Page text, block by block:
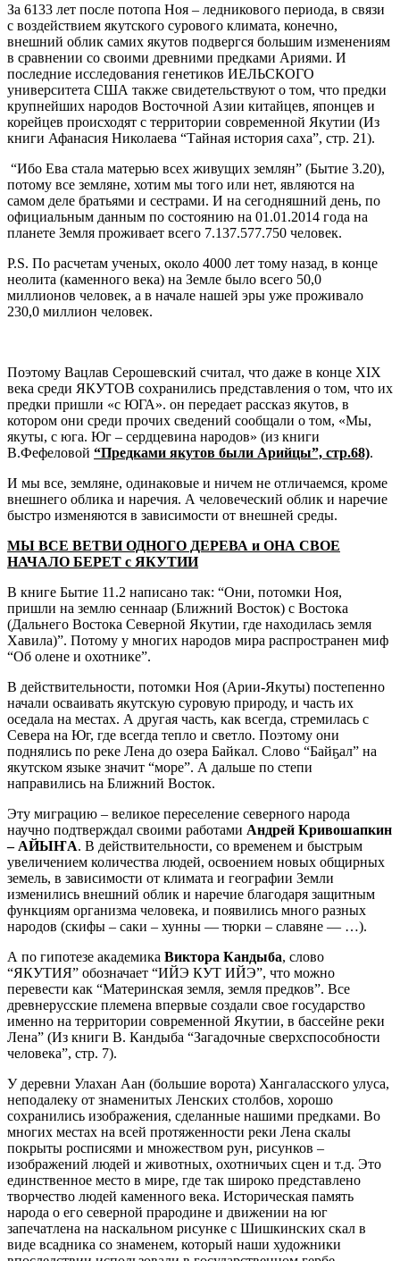
За 6133 лет после потопа Ноя – ледникового периода, в связи
с воздействием якутского сурового климата, конечно,
внешний облик самих якутов подвергся большим изменениям
в сравнении со своими древними предками Ариями. И
последние исследования генетиков ИЕЛЬСКОГО
университета США также свидетельствуют о том, что предки
крупнейших народов Восточной Азии китайцев, японцев и
корейцев происходят с территории современной Якутии (Из
книги Афанасия Николаева “Тайная история саха”, стр. 21).
“Ибо Ева стала матерью всех живущих землян” (Бытие 3.20),
потому все земляне, хотим мы того или нет, являются на
самом деле братьями и сестрами. И на сегодняшний день, по
официальным данным по состоянию на 01.01.2014 года на
планете Земля проживает всего 7.137.577.750 человек.
P.S. По расчетам ученых, около 4000 лет тому назад, в конце
неолита (каменного века) на Земле было всего 50,0
миллионов человек, а в начале нашей эры уже проживало
230,0 миллион человек.
Поэтому Вацлав Cерошевский считал, что даже в конце XIX
века среди ЯКУТОВ сохранились представления о том, что их
предки пришли «с ЮГА». он передает рассказ якутов, в
котором они среди прочих сведений сообщали о том, «Мы,
якуты, с юга. Юг – сердцевина народов» (из книги
В.Фефеловой “Предками якутов были Арийцы”, стр.68).
И мы все, земляне, одинаковые и ничем не отличаемся, кроме
внешнего облика и наречия. А человеческий облик и наречие
быстро изменяются в зависимости от внешней среды.
МЫ ВСЕ ВЕТВИ ОДНОГО ДЕРЕВА и ОНА СВОЕ
НАЧАЛО БЕРЕТ с ЯКУТИИ
В книге Бытие 11.2 написано так: “Они, потомки Ноя,
пришли на землю сеннаар (Ближний Восток) с Востока
(Дальнего Востока Северной Якутии, где находилась земля
Хавила)”. Потому у многих народов мира распространен миф
“Об олене и охотнике”.
В действительности, потомки Ноя (Арии-Якуты) постепенно
начали осваивать якутскую суровую природу, и часть их
оседала на местах. А другая часть, как всегда, стремилась с
Севера на Юг, где всегда тепло и светло. Поэтому они
поднялись по реке Лена до озера Байкал. Слово “Байҕал” на
якутском языке значит “море”. А дальше по степи
направились на Ближний Восток.
Эту миграцию – великое переселение северного народа
научно подтверждал своими работами Андрей Кривошапкин
– АЙЫҤА. В действительности, со временем и быстрым
увеличением количества людей, освоением новых общирных
земель, в зависимости от климата и географии Земли
изменились внешний облик и наречие благодаря защитным
функциям организма человека, и появились много разных
народов (скифы – саки – хунны — тюрки – славяне — …).
А по гипотезе академика Виктора Кандыба, слово
“ЯКУТИЯ” обозначает “ИЙЭ КУТ ИЙЭ”, что можно
перевести как “Материнская земля, земля предков”. Все
древнерусские племена впервые создали свое государство
именно на территории современной Якутии, в бассейне реки
Лена” (Из книги В. Кандыба “Загадочные сверхспособности
человека”, стр. 7).
У деревни Улахан Аан (большие ворота) Хангаласского улуса,
неподалеку от знаменитых Ленских столбов, хорошо
сохранились изображения, сделанные нашими предками. Во
многих местах на всей протяженности реки Лена скалы
покрыты росписями и множеством рун, рисунков –
изображений людей и животных, охотничьих сцен и т.д. Это
единственное место в мире, где так широко представлено
творчество людей каменного века. Историческая память
народа о его северной прародине и движении на юг
запечатлена на наскальном рисунке с Шишкинских скал в
виде всадника со знаменем, который наши художники